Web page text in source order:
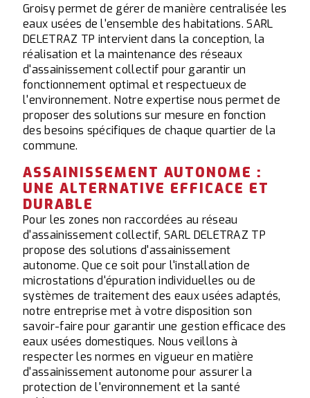
Groisy permet de gérer de manière centralisée les
eaux usées de l'ensemble des habitations. SARL
DELETRAZ TP intervient dans la conception, la
réalisation et la maintenance des réseaux
d'assainissement collectif pour garantir un
fonctionnement optimal et respectueux de
l'environnement. Notre expertise nous permet de
proposer des solutions sur mesure en fonction
des besoins spécifiques de chaque quartier de la
commune.
ASSAINISSEMENT AUTONOME :
UNE ALTERNATIVE EFFICACE ET
DURABLE
Pour les zones non raccordées au réseau
d'assainissement collectif, SARL DELETRAZ TP
propose des solutions d'assainissement
autonome. Que ce soit pour l'installation de
microstations d'épuration individuelles ou de
systèmes de traitement des eaux usées adaptés,
notre entreprise met à votre disposition son
savoir-faire pour garantir une gestion efficace des
eaux usées domestiques. Nous veillons à
respecter les normes en vigueur en matière
d'assainissement autonome pour assurer la
protection de l'environnement et la santé